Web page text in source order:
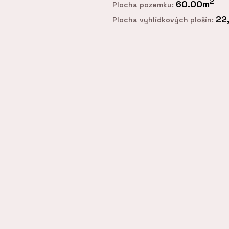
Plocha pozemku: 60.00m
Plocha vyhlídkových plošín: